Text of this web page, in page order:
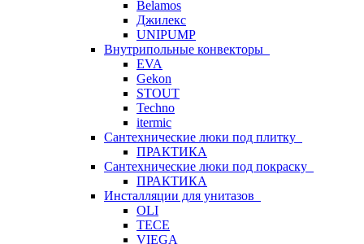
Belamos
Джилекс
UNIPUMP
Внутрипольные конвекторы
EVA
Gekon
STOUT
Techno
itermic
Сантехнические люки под плитку
ПРАКТИКА
Сантехнические люки под покраску
ПРАКТИКА
Инсталляции для унитазов
OLI
TECE
VIEGA